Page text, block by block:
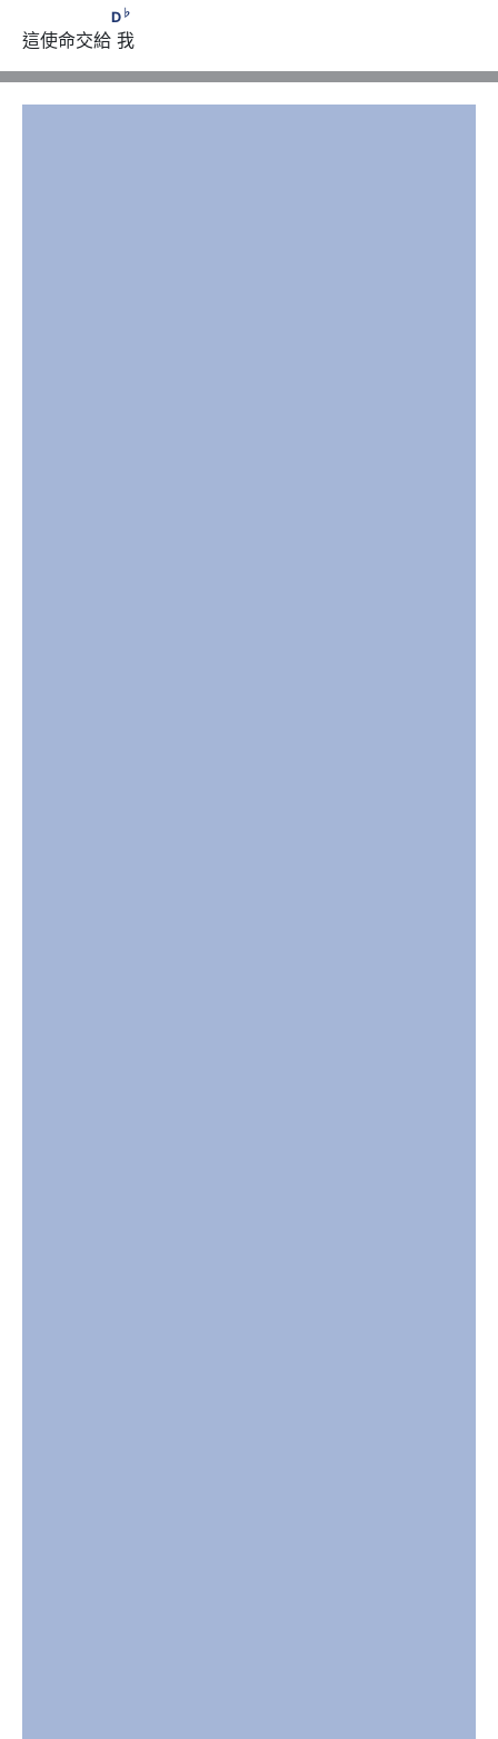
D ♭
D ♭
這使命交給 我